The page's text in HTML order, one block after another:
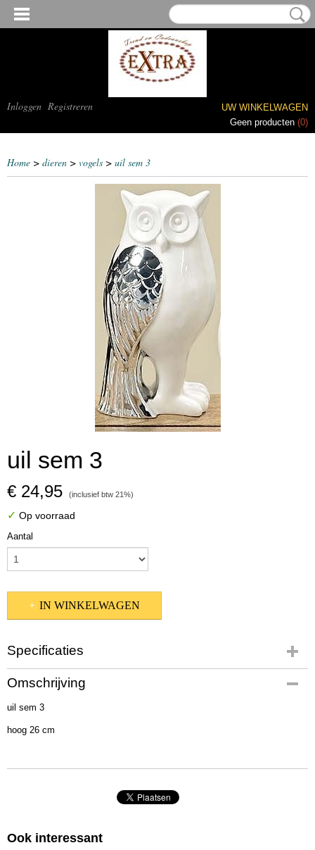
Inloggen Registreren
UW WINKELWAGEN
Geen producten (0)
Home > dieren > vogels > uil sem 3
uil sem 3
€ 24,95 (inclusief btw 21%)
✓ Op voorraad
Aantal
IN WINKELWAGEN
Specificaties
Productcode
2843100 1
Afmetingen (l,b,h)
Omschrijving
uil sem 3
hoog 26 cm
Ook interessant